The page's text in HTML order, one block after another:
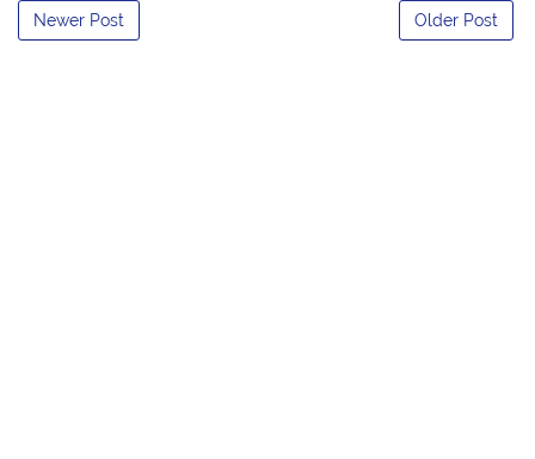
Newer Post Older Post